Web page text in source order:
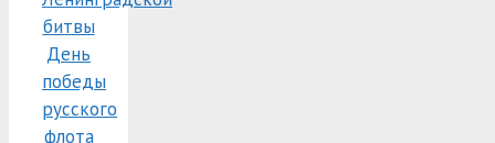
битвы
День
победы
русского
флота